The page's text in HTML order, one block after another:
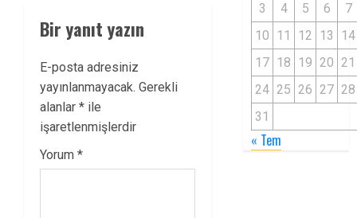
Bir yanıt yazın
E-posta adresiniz
yayınlanmayacak. Gerekli
alanlar * ile
işaretlenmişlerdir
Yorum *
3 4 5 6
7
10 11 12 13
14
17 18 19 20 21
24 25 26 27 28
31
« Tem